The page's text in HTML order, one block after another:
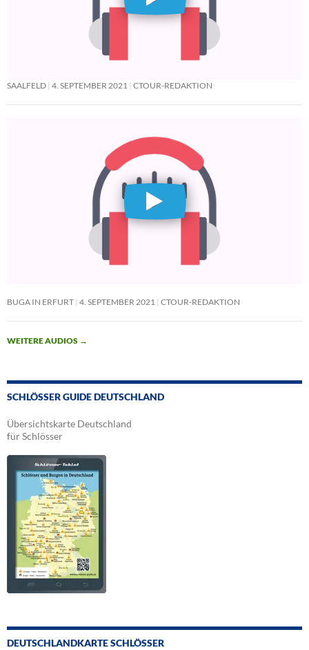
SAALFELD 4. SEPTEMBER 2021 CTOUR-REDAKTION
BUGA IN ERFURT 4. SEPTEMBER 2021 CTOUR-REDAKTION
WEITERE AUDIOS →
SCHLÖSSER GUIDE DEUTSCHLAND
Übersichtskarte Deutschland
für Schlösser
DEUTSCHLANDKARTE SCHLÖSSER